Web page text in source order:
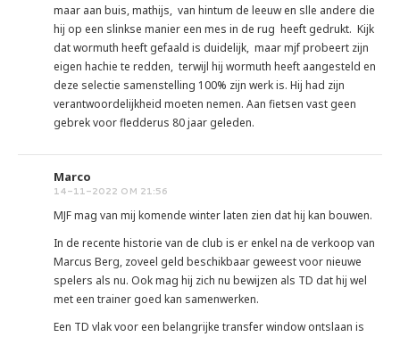
maar aan buis, mathijs, van hintum de leeuw en slle andere die
hij op een slinkse manier een mes in de rug heeft gedrukt. Kijk
dat wormuth heeft gefaald is duidelijk, maar mjf probeert zijn
eigen hachie te redden, terwijl hij wormuth heeft aangesteld en
deze selectie samenstelling 100% zijn werk is. Hij had zijn
verantwoordelijkheid moeten nemen. Aan fietsen vast geen
gebrek voor fledderus 80 jaar geleden.
Marco
14-11-2022 OM 21:56
MJF mag van mij komende winter laten zien dat hij kan bouwen.
In de recente historie van de club is er enkel na de verkoop van
Marcus Berg, zoveel geld beschikbaar geweest voor nieuwe
spelers als nu. Ook mag hij zich nu bewijzen als TD dat hij wel
met een trainer goed kan samenwerken.
Een TD vlak voor een belangrijke transfer window ontslaan is